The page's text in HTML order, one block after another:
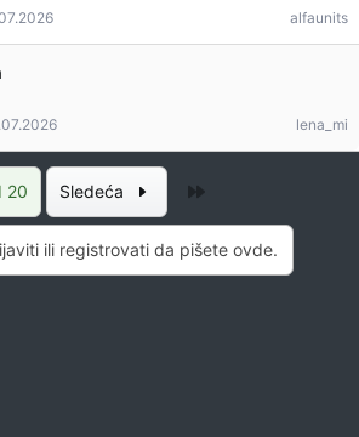
alfaunits
lena_mi
20 Sledeća
ili registrovati da pišete ovde.